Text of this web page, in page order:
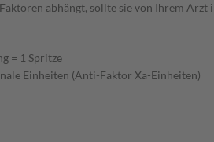
abhängt, sollte sie von Ihrem
= 1 Spritze
Einheiten (Anti-Faktor Xa-Einheiten)